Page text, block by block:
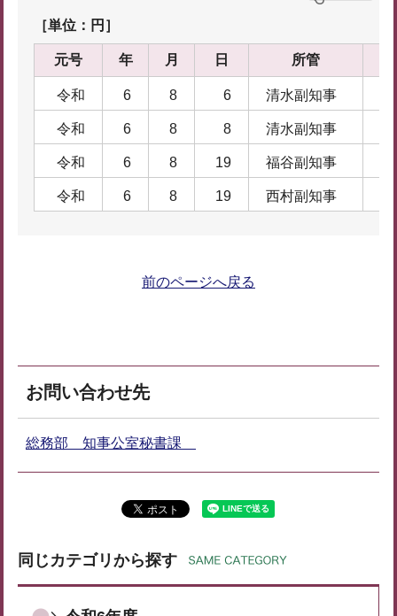
［単位：円］
元号 年 月 日 所管
令和 6 8 6 清水副知事
令和 6 8 8 清水副知事
令和 6 8 19 福谷副知事
令和 6 8 19 西村副知事
前のページへ戻る
お問い合わせ先
総務部 知事公室秘書課
同じカテゴリから探す